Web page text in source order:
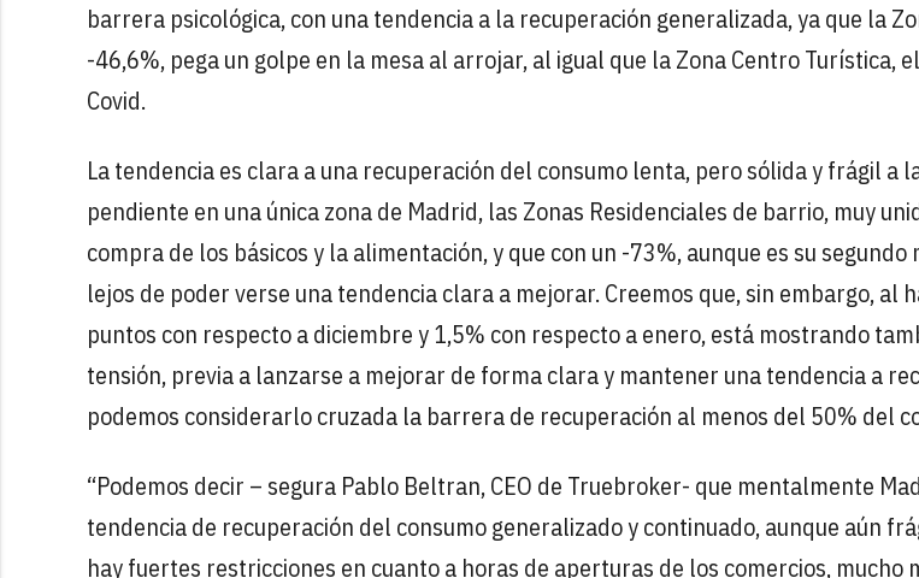
barrera psicológica, con una tendencia a la recuperación generalizada, ya que la
-46,6%, pega un golpe en la mesa al arrojar, al igual que la Zona Centro Turística,
Covid.
La tendencia es clara a una recuperación del consumo lenta, pero sólida y frágil a
pendiente en una única zona de Madrid, las Zonas Residenciales de barrio, muy
compra de los básicos y la alimentación, y que con un -73%, aunque es su segundo
lejos de poder verse una tendencia clara a mejorar. Creemos que, sin embargo, al
puntos con respecto a diciembre y 1,5% con respecto a enero, está mostrando
tensión, previa a lanzarse a mejorar de forma clara y mantener una tendencia a
podemos considerarlo cruzada la barrera de recuperación al menos del 50% del
“Podemos decir – segura Pablo Beltran, CEO de Truebroker- que mentalmente
tendencia de recuperación del consumo generalizado y continuado, aunque aún
hay fuertes restricciones en cuanto a horas de aperturas de los comercios, mucho